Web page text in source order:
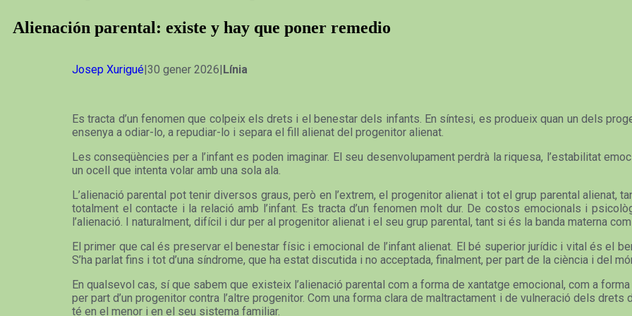
Alienación parental: existe y hay que poner remedio
Josep Xurigué|30 gener 2026|Línia
Es tracta d’un fenomen que colpeix els drets i el benestar dels infants. En síntesi, es produeix quan un dels
ensenya a odiar-lo, a repudiar-lo i separa el fill alienat del progenitor alienat.
Les conseqüències per a l’infant es poden imaginar. El seu desenvolupament perdrà la riquesa, l’estabilitat
un ocell que intenta volar amb una sola ala.
L’alienació parental pot tenir diversos graus, però en l’extrem, el progenitor alienat i tot el grup parental alienat,
totalment el contacte i la relació amb l’infant. Es tracta d’un fenomen molt dur. De costos emocionals i
l’alienació. I naturalment, difícil i dur per al progenitor alienat i el seu grup parental, tant si és la banda materna
El primer que cal és preservar el benestar físic i emocional de l’infant alienat. El bé superior jurídic i vital és el
S’ha parlat fins i tot d’una síndrome, que ha estat discutida i no acceptada, finalment, per part de la ciència i del
En qualsevol cas, sí que sabem que existeix l’alienació parental com a forma de xantatge emocional, com a
per part d’un progenitor contra l’altre progenitor. Com una forma clara de maltractament i de vulneració dels
té en el menor i en el seu sistema familiar.